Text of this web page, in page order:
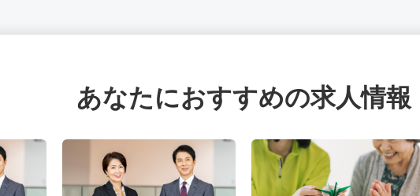
あなたにおすすめの求人情報